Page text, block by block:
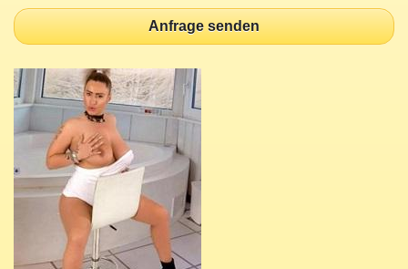
Anfrage senden